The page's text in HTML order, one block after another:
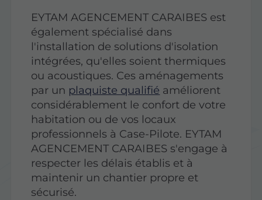
EYTAM AGENCEMENT CARAIBES est
également spécialisé dans
l'installation de solutions d'isolation
intégrées, qu'elles soient thermiques
ou acoustiques. Ces aménagements
par un plaquiste qualifié améliorent
considérablement le confort de votre
habitation ou de vos locaux
professionnels à Case-Pilote. EYTAM
AGENCEMENT CARAIBES s'engage à
respecter les délais établis et à
maintenir un chantier propre et
sécurisé.